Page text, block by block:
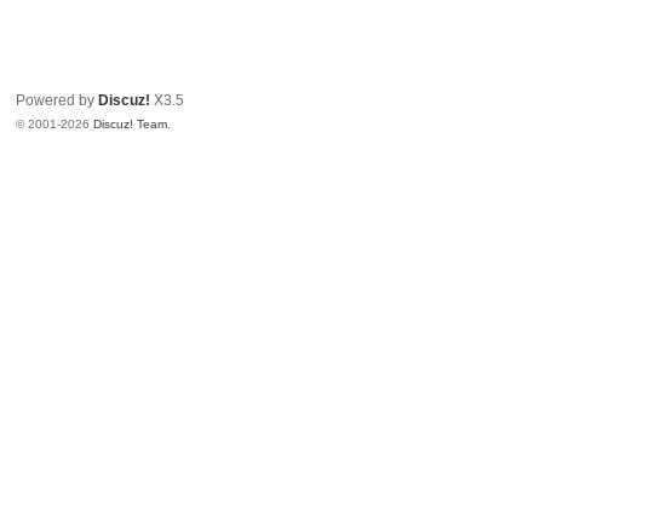
Powered by Discuz! X3.5
© 2001-2026Discuz! Team